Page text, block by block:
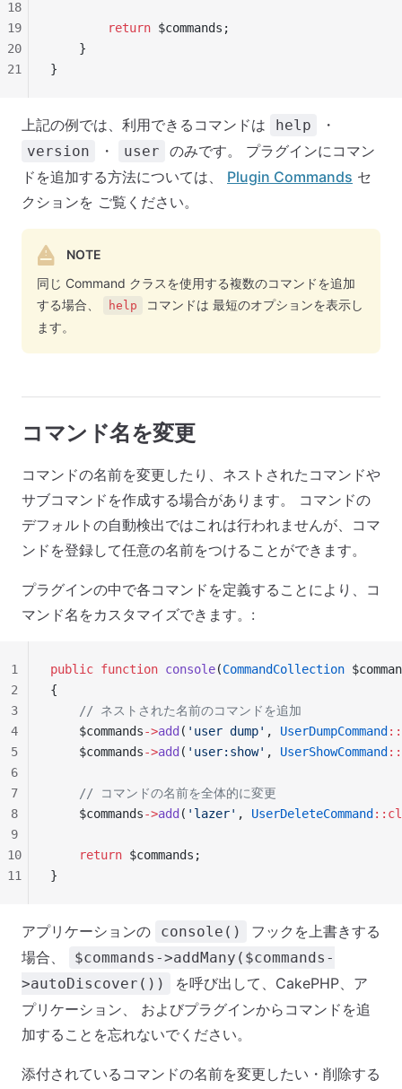
        return
$commands;
    }
}
18
19
20
21
上記の例では、利用できるコマンドは help ・
version ・ user
のみです。 プラグインにコマン
ドを追加する方法については、 Plugin Commands セ
クションを ご覧ください。
NOTE
同じ Command クラスを使用する複数のコマンドを追加
する場合、
help
コマンドは 最短のオプションを表示し
ます。
コマンド名を変更
コマンドの名前を変更したり、ネストされたコマンドや
サブコマンドを作成する場合があります。 コマンドの
デフォルトの自動検出ではこれは行われませんが、コマ
ンドを登録して任意の名前をつけることができます。
プラグインの中で各コマンドを定義することにより、コ
マンド名をカスタマイズできます。:
public function console(CommandCollection
{
    // ネストされた名前のコマンドを追加
    $commands
->add ( 'user dump' , UserDumpCommand
    $commands
->add ( 'user:show' , UserShowCommand
    // コマンドの名前を全体的に変更
    $commands
->add ( 'lazer' , UserDeleteCommand
    return
$commands;
}
1
2
3
4
5
6
7
8
9
10
11
アプリケーションの console()
フックを上書きする
場合、
$commands->addMany($commands-
>autoDiscover())
を呼び出して、CakePHP、ア
プリケーション、 およびプラグインからコマンドを追
加することを忘れないでください。
添付されているコマンドの名前を変更したい・削除する